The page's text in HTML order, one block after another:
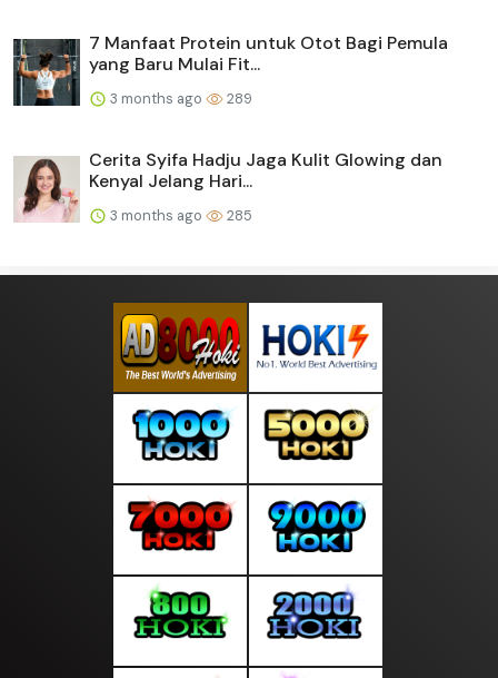
7 Manfaat Protein untuk Otot Bagi Pemula
yang Baru Mulai Fit...
3 months ago 289
Cerita Syifa Hadju Jaga Kulit Glowing dan
Kenyal Jelang Hari...
3 months ago 285